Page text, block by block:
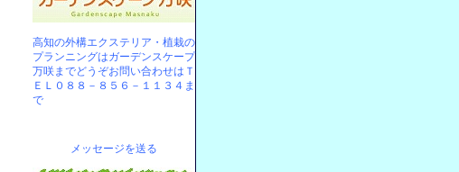
高知の外構エクステリア・植栽の
プランニングはガーデンスケープ
万咲までどうぞお問い合わせはＴ
ＥＬ０８８－８５６－１１３４ま
で
メッセージを送る